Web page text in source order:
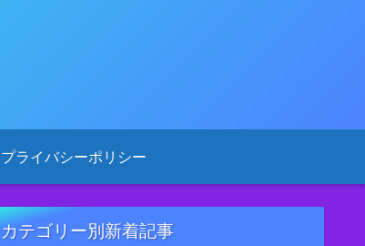
プライバシーポリシー
カテゴリー別新着記事